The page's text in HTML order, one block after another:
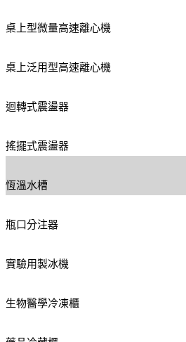
桌上型微量高速離心機
桌上泛用型高速離心機
迴轉式震盪器
搖擺式震盪器
恆溫水槽
瓶口分注器
實驗用製冰機
生物醫學冷凍櫃